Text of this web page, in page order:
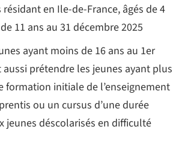
en Ile-de-France, âgés de 4
11 ans au 31 décembre 2025
ayant moins de 16 ans au 1er
prétendre les jeunes ayant plus
formation initiale de l’enseignement
ou un cursus d’une durée
jeunes déscolarisés en difficulté